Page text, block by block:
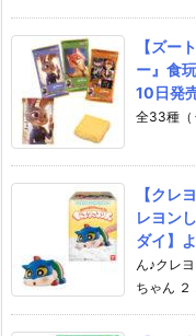
【ズー
ー』食
10日発
全33種（
【クレ
レヨン
ダイ】
ん♪クレ
ちゃん ２